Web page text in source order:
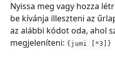
Nyissa meg vagy hozza
be kívánja illeszteni az
az alábbi kódot oda, ahol
megjeleníteni: {jumi [*3]}